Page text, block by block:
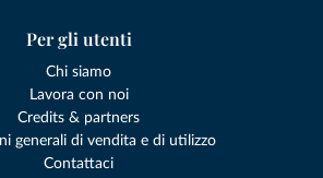
Per gli utenti
Chi siamo
Lavora con noi
Credits & partners
generali di vendita e di utilizzo
Contattaci